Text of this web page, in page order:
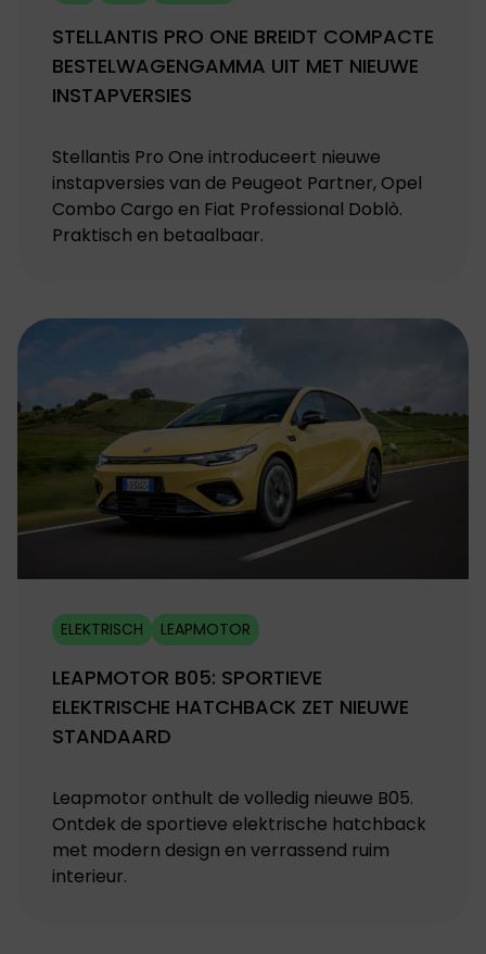
STELLANTIS PRO ONE BREIDT COMPACTE
BESTELWAGENGAMMA UIT MET NIEUWE
INSTAPVERSIES
Stellantis Pro One introduceert nieuwe
instapversies van de Peugeot Partner, Opel
Combo Cargo en Fiat Professional Doblò.
Praktisch en betaalbaar.
ELEKTRISCH LEAPMOTOR
LEAPMOTOR B05: SPORTIEVE
ELEKTRISCHE HATCHBACK ZET NIEUWE
STANDAARD
Leapmotor onthult de volledig nieuwe B05.
Ontdek de sportieve elektrische hatchback
met modern design en verrassend ruim
interieur.